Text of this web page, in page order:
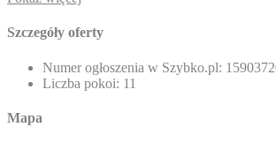
Szczegóły oferty
Numer ogłoszenia w Szybko.pl:
Liczba pokoi: 11
Mapa